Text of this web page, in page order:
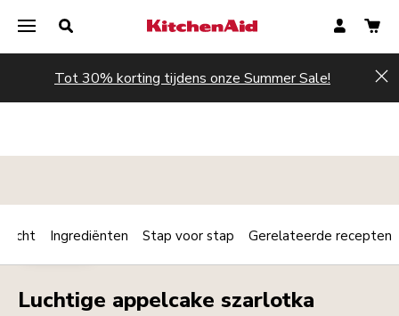
Tot 30% korting tijdens onze Summer Sale!
DESSERTS Print
Luchtige appelcake szarlotka
Ingrediënten Stap voor stap Gerelateerde recepten